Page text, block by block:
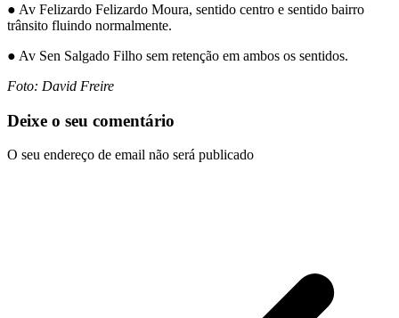
● Av Felizardo Felizardo Moura, sentido centro e sentido bairro
trânsito fluindo normalmente.
● Av Sen Salgado Filho sem retenção em ambos os sentidos.
Foto: David Freire
Deixe o seu comentário
O seu endereço de email não será publicado